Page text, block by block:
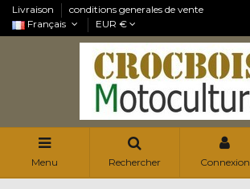
Livraison
conditions generales de vente
Français
EUR €
Menu Rechercher Connexion